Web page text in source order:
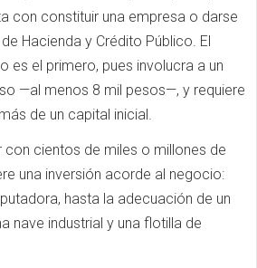
con constituir una empresa o darse
Hacienda y Crédito Público. El
es el primero, pues involucra a un
—al menos 8 mil pesos—, y requiere
de un capital inicial.
cientos de miles o millones de
una inversión acorde al negocio:
hasta la adecuación de un
nave industrial y una flotilla de